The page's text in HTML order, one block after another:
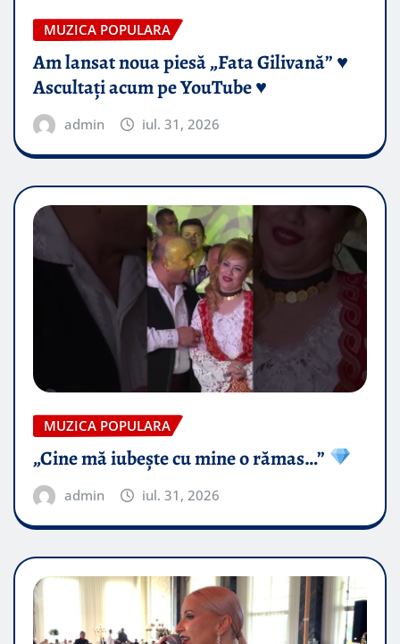
MUZICA POPULARA
Am lansat noua piesă „Fata Gilivană” ♥️
Ascultați acum pe YouTube ♥️
admin iul. 31, 2026
MUZICA POPULARA
„Cine mă iubește cu mine o rămas…”
admin iul. 31, 2026